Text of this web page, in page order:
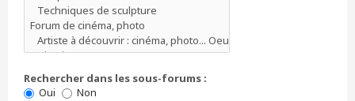
Rechercher dans les sous-forums :
Oui
Non